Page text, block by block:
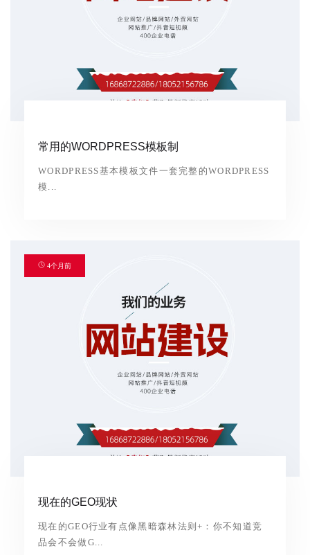
常用的WORDPRESS模板制
WORDPRESS基本模板文件一套完整的WORDPRESS
模...
4个月前
现在的GEO现状
现在的GEO行业有点像黑暗森林法则+：你不知道竞
品会不会做G...